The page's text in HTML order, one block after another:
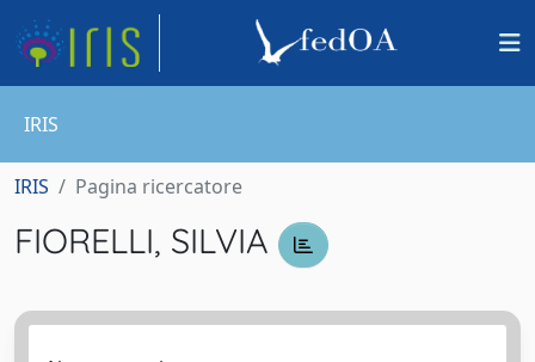
IRIS
IRIS Pagina ricercatore
FIORELLI, SILVIA